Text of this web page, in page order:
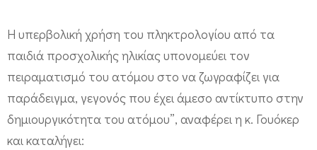
Η υπερβολική χρήση του πληκτρολογίου από τα
παιδιά προσχολικής ηλικίας υπονομεύει τον
πειραματισμό του ατόμου στο να ζωγραφίζει για
παράδειγμα, γεγονός που έχει άμεσο αντίκτυπο στην
δημιουργικότητα του ατόμου”, αναφέρει η κ. Γουόκερ
και καταλήγει: